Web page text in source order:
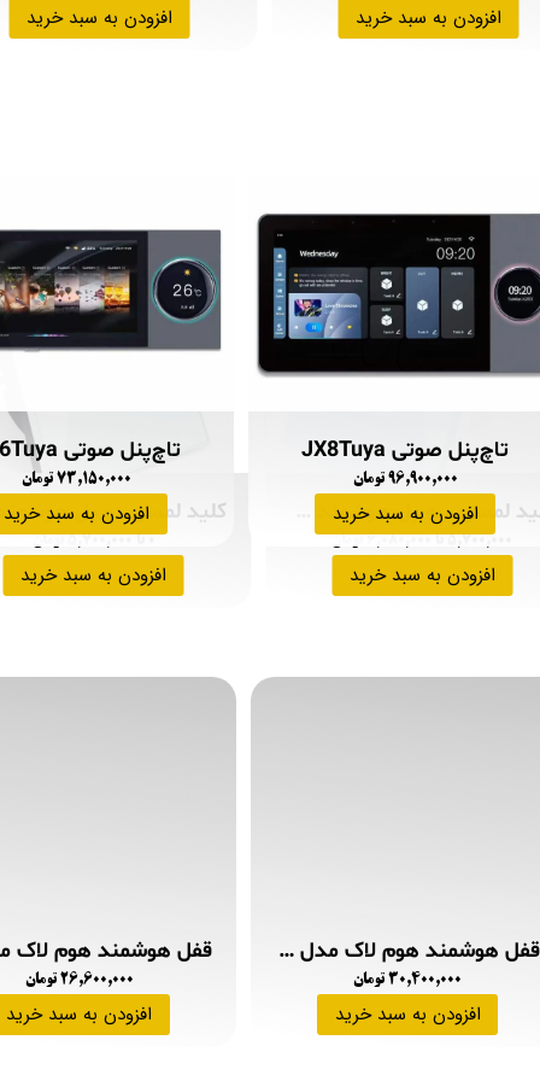
افزودن به سبد خرید افزودن به سبد خرید
افزودن به سبد خرید افزودن به سبد خرید
تاچ‌پنل صوتی JX6Tuya
۷۳,۱۵۰,۰۰۰ تومان
افزودن به سبد خرید
تاچ‌پنل صوتی JX8Tuya
۹۶,۹۰۰,۰۰۰ تومان
افزودن به سبد خرید
۲۶,۶۰۰,۰۰۰ تومان
افزودن به سبد خرید
قفل هوشمند هوم لاک مدل B220
۳۰,۴۰۰,۰۰۰ تومان
افزودن به سبد خرید